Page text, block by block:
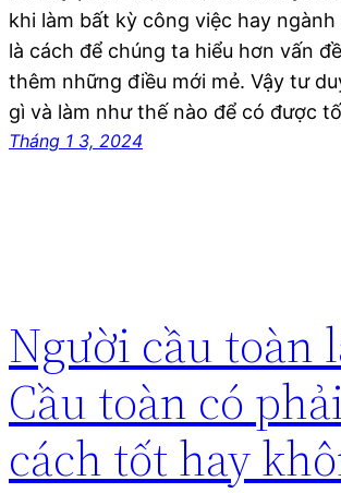
khi làm bất kỳ công việc hay
là cách để chúng ta hiểu hơn vấn
thêm những điều mới mẻ. Vậy tư
gì và làm như thế nào để có được
Tháng 1 3, 2024
Người cầu toàn
Cầu toàn có
cách tốt hay